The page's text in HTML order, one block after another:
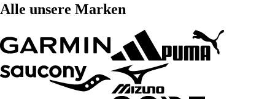
Alle unsere Marken